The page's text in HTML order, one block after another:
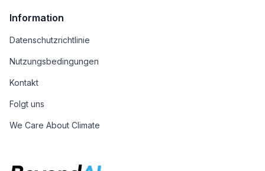
Information
Datenschutzrichtlinie
Nutzungsbedingungen
Kontakt
Folgt uns
We Care About Climate